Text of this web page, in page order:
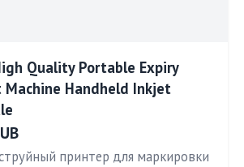
Quality Portable Expiry
Handheld Inkjet
принтер для маркировки